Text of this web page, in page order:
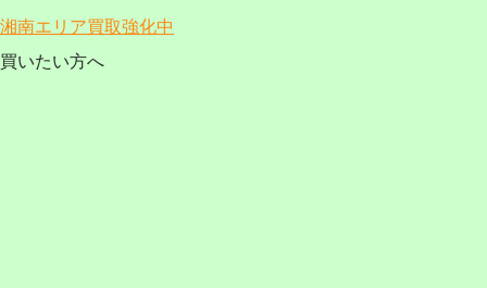
湘南エリア買取強化中
買いたい方へ